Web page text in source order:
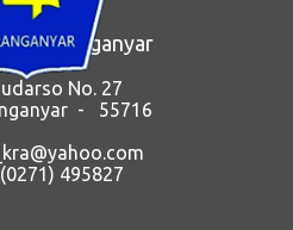
4 Karanganyar
No. 27
- 55716
495827